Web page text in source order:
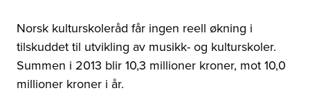
Norsk kulturskoleråd får ingen reell økning i
tilskuddet til utvikling av musikk- og kulturskoler.
Summen i 2013 blir 10,3 millioner kroner, mot 10,0
millioner kroner i år.